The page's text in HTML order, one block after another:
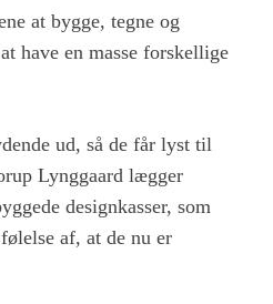
at bygge, tegne og
have en masse forskellige
ud, så de får lyst til
Lynggaard lægger
designkasser, som
af, at de nu er